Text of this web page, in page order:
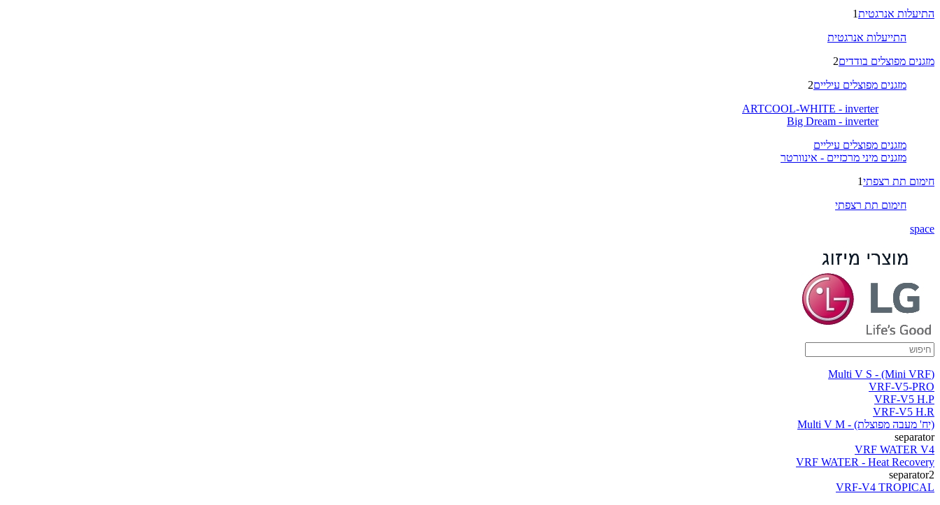
התיעלות אנרגטית1
התייעלות אנרגטית
מזגנים מפוצלים בודדים2
מזגנים מפוצלים עיליים2
ARTCOOL-WHITE - inverter
Big Dream - inverter
מזגנים מפוצלים עיליים
מזגנים מיני מרכזיים - אינוורטר
חימום תת רצפתי1
חימום תת רצפתי
space
(Multi V S - (Mini VRF
VRF-V5-PRO
VRF-V5 H.P
VRF-V5 H.R
(יח' מעבה מפוצלת) - Multi V M
separator
VRF WATER V4
VRF WATER - Heat Recovery
separator2
VRF-V4 TROPICAL